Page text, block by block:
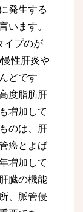
発生する
います。
イプのが
性肝炎や
どです
度脂肪肝
増加して
のは、肝
癌とよば
増加して
臓の機能
、脈管侵